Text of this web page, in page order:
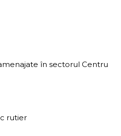
în sectorul Centru
rutier